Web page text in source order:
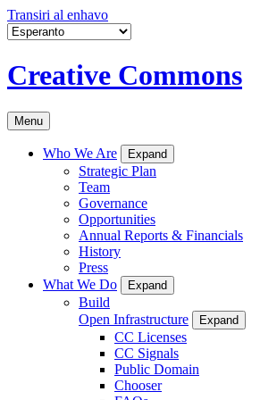
Transiri al enhavo
Creative Commons
Menu
Who We Are Expand
Strategic Plan
Team
Governance
Opportunities
Annual Reports & Financials
History
Press
What We Do
Expand
Build
Open Infrastructure
Expand
CC Licenses
CC Signals
Public Domain
Chooser